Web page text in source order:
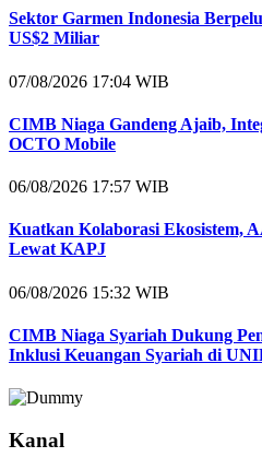
Sektor Garmen Indonesia
US$2 Miliar
07/08/2026 17:04 WIB
CIMB Niaga Gandeng Ajaib,
OCTO Mobile
06/08/2026 17:57 WIB
Kuatkan Kolaborasi Ekosistem,
Lewat KAPJ
06/08/2026 15:32 WIB
CIMB Niaga Syariah Dukung
Inklusi Keuangan Syariah di
Kanal